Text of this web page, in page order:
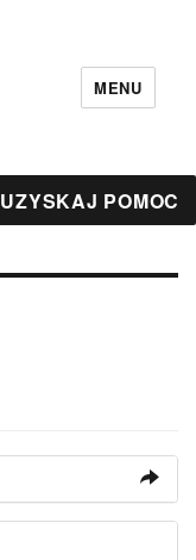
MENU
UZYSKAJ POMOC